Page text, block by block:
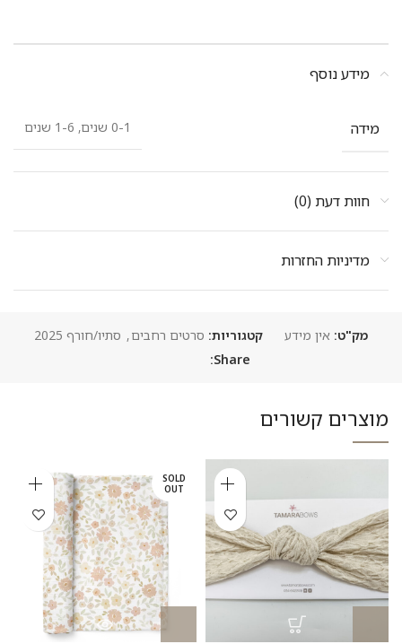
מידע נוסף
מידה 0-1 שנים, 1-6 שנים
חוות דעת (0)
מדיניות החזרות
מק"ט: אין מידע קטגוריות: סרטים רחבים, סתיו/חורף 2025
Share:
מוצרים קשורים
SOLD
OUT